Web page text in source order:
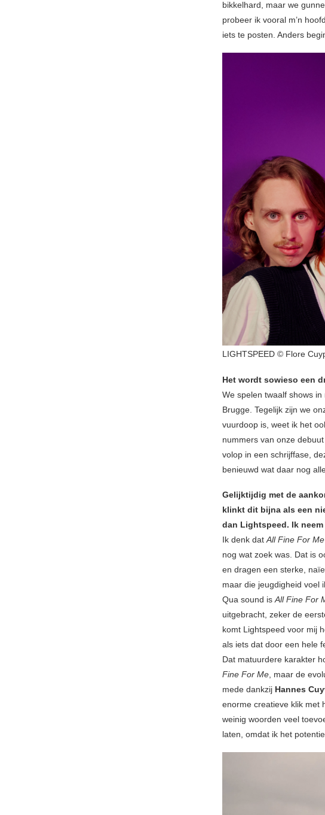
bikkelhard, maar we
probeer ik vooral m’n
iets te posten. Anders
LIGHTSPEED © Flore
Het wordt sowieso een
We spelen twaalf shows
Brugge. Tegelijk zijn we
vuurdoop is, weet ik het
nummers van onze
volop in een schrijffase,
benieuwd wat daar nog
Gelijktijdig met de
klinkt dit bijna als een
dan Lightspeed. Ik
Ik denk dat All Fine For Me
nog wat zoek was. Dat is
en dragen een sterke,
maar die jeugdigheid voel
Qua sound is All Fine For
uitgebracht, zeker de
komt Lightspeed voor mij
als iets dat door een hele
Dat matuurdere karakter
Fine For Me , maar de
mede dankzij Hannes
enorme creatieve klik met
weinig woorden veel
laten, omdat ik het